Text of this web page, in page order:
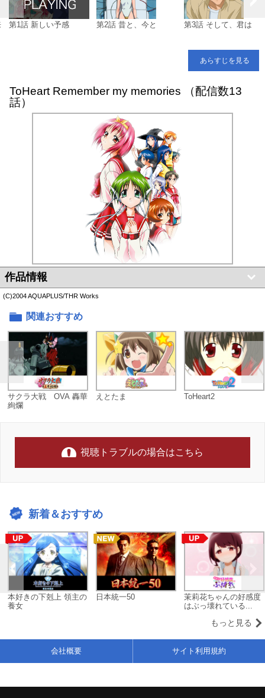
第1話 新しい予感 第2話 昔と、今と 第3話 そして、君は
あらすじを見る
ToHeart Remember my memories （配信数13
話）
作品情報
(C)2004 AQUAPLUS/THR Works
関連おすすめ
サクラ大戦 OVA 轟華
絢爛
えとたま ToHeart2
視聴トラブルの場合はこちら
新着＆おすすめ
本好きの下剋上 領主の
養女
日本統一50
茉莉花ちゃんの好感度
はぶっ壊れている...
もっと見る
会社概要 サイト利用規約